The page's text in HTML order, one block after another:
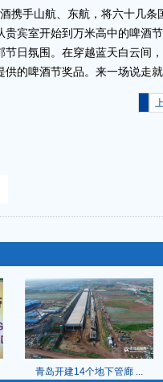
携手山航、东航，将六十几
宾室开始到万米高中的啤酒
节日氛围。在穿越蓝天白云间
的啤酒节奖品。来一场说走
青岛开建14个地下管廊 ...